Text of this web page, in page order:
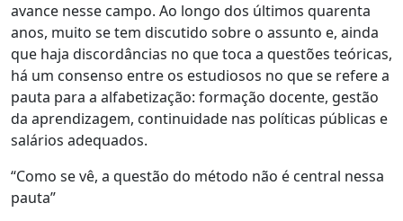
avance nesse campo. Ao longo dos últimos quarenta
anos, muito se tem discutido sobre o assunto e, ainda
que haja discordâncias no que toca a questões teóricas,
há um consenso entre os estudiosos no que se refere a
pauta para a alfabetização: formação docente, gestão
da aprendizagem, continuidade nas políticas públicas e
salários adequados.
“Como se vê, a questão do método não é central nessa
pauta”